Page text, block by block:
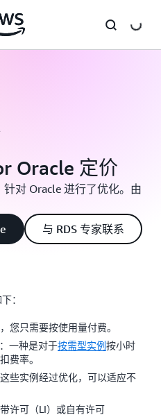
Oracle 定价
对 Oracle 进行了优化。由
与 RDS 专家联系
：
您只需要按使用量付费。
一种是对于按需型实例按小时
费率。
些实例经过优化，可以适应不
许可（LI）或自有许可